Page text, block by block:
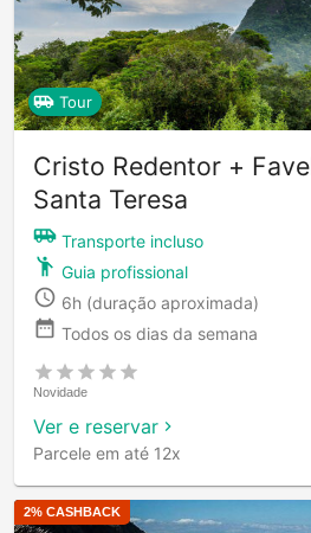
Tour
Cristo Redentor +
Santa Teresa
Transporte incluso
Guia profissional
6h (duração aproximada)
Todos os dias da semana
Novidade
Ver e reservar
Parcele em até 12x
2% CASHBACK